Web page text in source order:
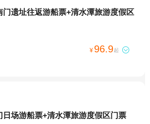
门遗址往返游船票+清水潭旅游度假区
¥ 96.9起 
日场游船票+清水潭旅游度假区门票